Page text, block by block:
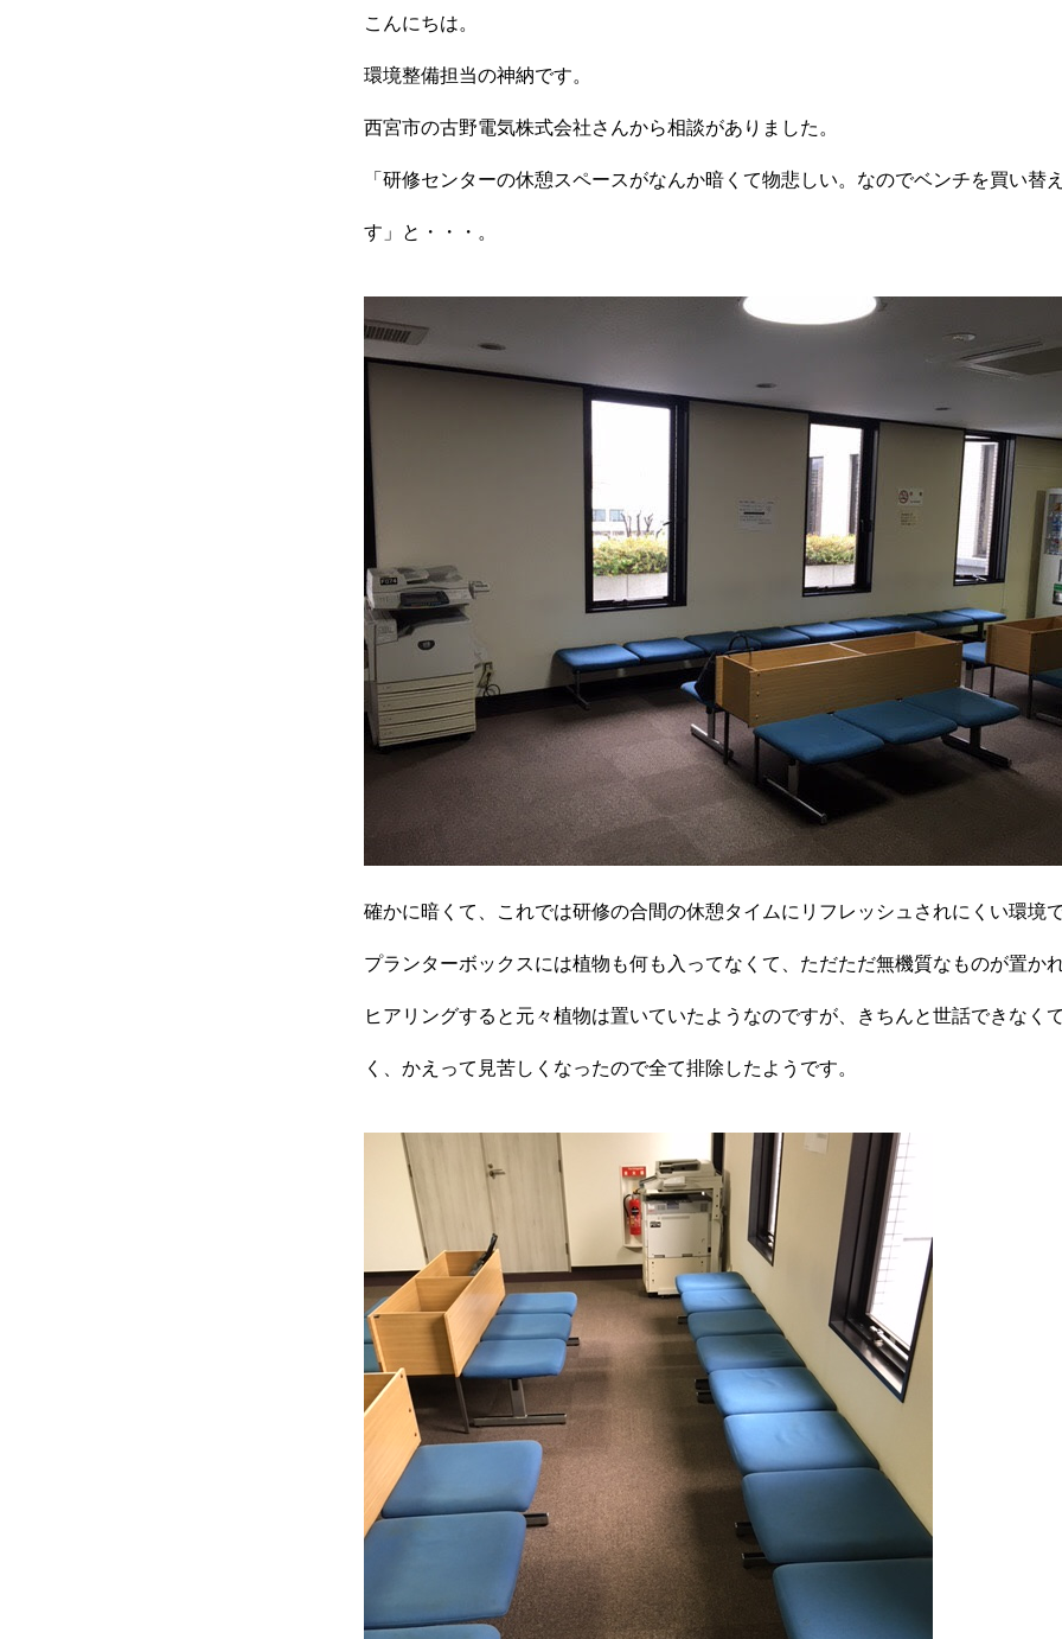
こんにちは。
環境整備担当の神納です。
西宮市の古野電気株式会社さんから相談がありました。
「研修センターの休憩スペースがなんか暗くて物悲しい。なのでベンチを買い替
す」と・・・。
確かに暗くて、これでは研修の合間の休憩タイムにリフレッシュされにくい環境で
プランターボックスには植物も何も入ってなくて、ただただ無機質なものが置か
ヒアリングすると元々植物は置いていたようなのですが、きちんと世話できなく
く、かえって見苦しくなったので全て排除したようです。